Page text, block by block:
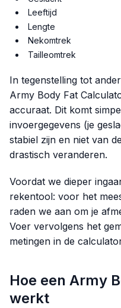
Leeftijd
Lengte
Nekomtrek
Tailleomtrek
In tegenstelling tot
Army Body Fat
accuraat. Dit komt
invoergegevens (je
stabiel zijn en niet van
drastisch veranderen.
Voordat we dieper
rekentool: voor het
raden we aan om je
Voer vervolgens het
metingen in de
Hoe een Army
werkt